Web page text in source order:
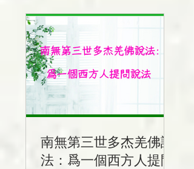
了，因緣是起源于有一個法師叫
釋慧聰，現在就坐在這邊上的，
就是你吧？
南無第三世多杰羌佛說
法：爲一個西方人提問